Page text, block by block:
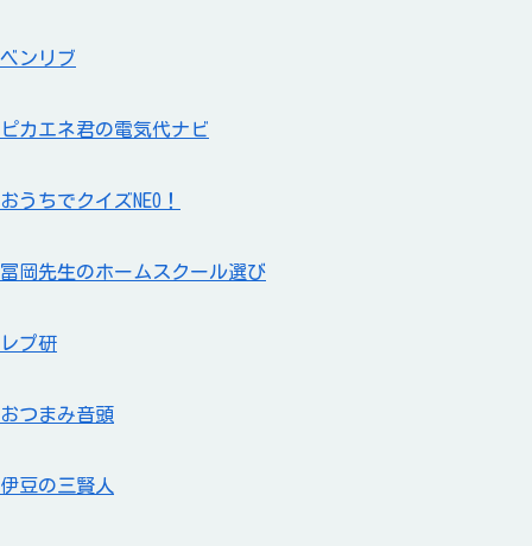
ベンリブ
ピカエネ君の電気代ナビ
おうちでクイズNEO！
冨岡先生のホームスクール選び
レプ研
おつまみ音頭
伊豆の三賢人